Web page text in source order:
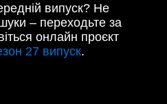
випуск? Не
– переходьте за
онлайн проєкт
27 випуск.